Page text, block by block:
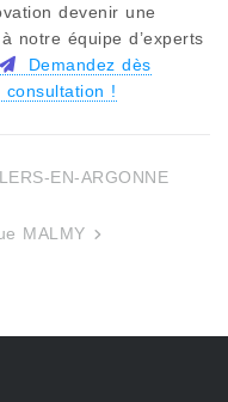
devenir une
notre équipe d’experts
Demandez dès
!
EN-ARGONNE
MALMY